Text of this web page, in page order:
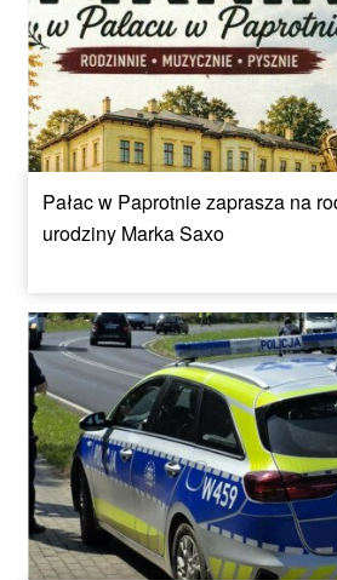
Pałac w Paprotnie zaprasza na
urodziny Marka Saxo